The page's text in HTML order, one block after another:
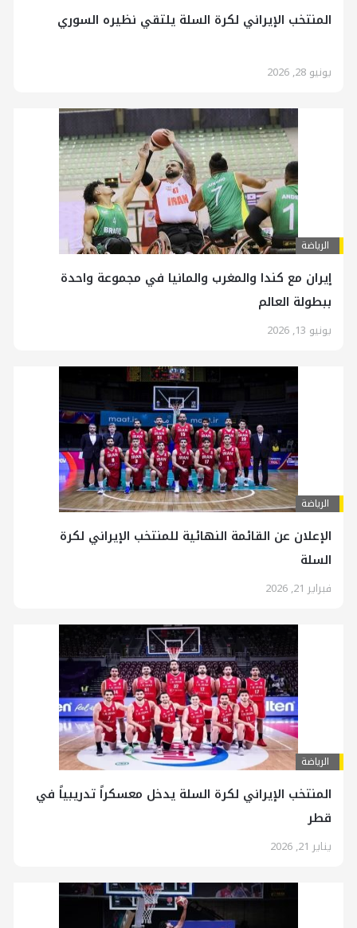
المنتخب الإيراني لكرة السلة يلتقي نظيره السوري
يونيو 28, 2026
الرياضة
إيران مع كندا والمغرب والمانيا في مجموعة واحدة
ببطولة العالم
يونيو 13, 2026
الرياضة
الإعلان عن القائمة النهائية للمنتخب الإيراني لكرة
السلة
فبراير 21, 2026
الرياضة
المنتخب الإيراني لكرة السلة يدخل معسكراً تدريبياً في
قطر
يناير 21, 2026